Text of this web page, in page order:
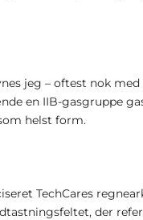
jeg – oftest nok
en IIB-gasgruppe
helst form.
TechCares
der